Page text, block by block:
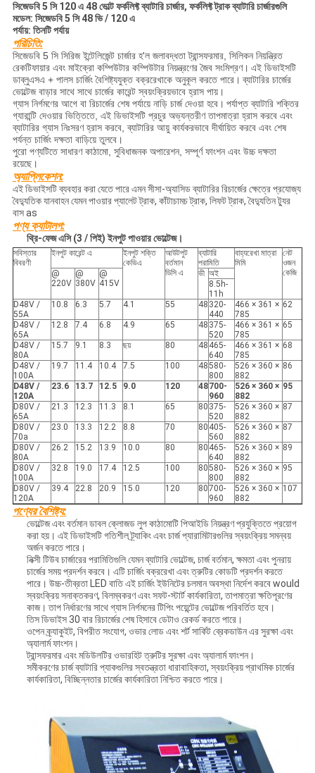
সিজেডবি 5 সি 120 এ 48 ভোল্ট ফর্কলিফ্ট ব্যাটারি চার্জার, ফর্কলিফ্ট ট্রাক ব্যাটারি চার্জারগুলি
মডেল: সিজেডবি 5 সি 48 ভি / 120 এ
পর্যায়: তিনটি পর্যায়
পরিচিতি:
সিজেডবি 5 সি সিরিজ ইন্টেলিজেন্ট চার্জার হ'ল জলাবদ্ধতা ট্রান্সফরমার, সিলিকন নিয়ন্ত্রিত
রেকটিফায়ার এবং মাইক্রো কম্পিউটার কম্পিউটার নিয়ন্ত্রণের জৈব সংমিশ্রণ। এই ডিভাইসটি
ডাব্লুএসএ + পালস চার্জিং বৈশিষ্ট্যযুক্ত বক্ররেখাকে অনুকূল করতে পারে। ব্যাটারির চার্জের
ভোল্টেজ বাড়ার সাথে সাথে চার্জের কারেন্ট স্বয়ংক্রিয়ভাবে হ্রাস পায়।
গ্যাস নির্গমণের আগে বা রিচার্জের শেষ পর্যায়ে নাড়ি চার্জ দেওয়া হবে। পর্যাপ্ত ব্যাটারি শক্তির
গ্যারান্টি দেওয়ার ভিত্তিতে, এই ডিভাইসটি প্রচুর অভ্যন্তরীণ তাপমাত্রা হ্রাস করবে এবং
ব্যাটারির গ্যাস নিঃসরণ হ্রাস করবে, ব্যাটারির আয়ু কার্যকরভাবে দীর্ঘায়িত করবে এবং শেষ
পর্যন্ত চার্জিং দক্ষতা বাড়িয়ে তুলবে।
পুরো পণ্যটিতে সাধারণ কাঠামো, সুবিধাজনক অপারেশন, সম্পূর্ণ ফাংশন এবং উচ্চ দক্ষতা
রয়েছে।
অ্যাপ্লিকেশন:
এই ডিভাইসটি ব্যবহার করা যেতে পারে এমন সীসা-অ্যাসিড ব্যাটারির রিচার্জের ক্ষেত্রে প্রযোজ্য
বৈদ্যুতিক যানবাহন যেমন পাওয়ার প্যালেট ট্রাক, কাঁটাচামচ ট্রাক, লিফট ট্রাক, বৈদ্যুতিন ট্যুর
বাস as
পণ্য ক্যাটালগ:
থ্রি-ফেজ এসি (3 / পিই) ইনপুট পাওয়ার ভোল্টেজ।
সবিস্তার
বিবরণী
ইনপুট কারেন্ট এ
ইনপুট শক্তি
কেভিএ
আউটপুট
বর্তমান
ডিসি এ
ব্যাটারি
পরামিতি
বাহ্যরেখা মাত্রা
মিমি
নেট
ওজন
কেজি
@
220V
@
380V
@
415V
ভী অই
8.5h-
11h
D48V /
55A
10.8 6.3 5.7 4.1 55 48 320-
440
466 × 361 ×
785
62
D48V /
65A
12.8 7.4 6.8 4.9 65 48 375-
520
466 × 361 ×
785
65
D48V /
80A
15.7 9.1 8.3 ছয় 80 48 465-
640
466 × 361 ×
785
68
D48V /
100A
19.7 11.4 10.4 7.5 100 48580-
800
526 × 360 ×
882
86
D48V /
120A
23.6 13.7 12.5 9.0 120 48700-
960
526 × 360 ×
882
95
D80V /
65A
21.3 12.3 11.3 8.1 65 80 375-
520
526 × 360 ×
882
87
D80V /
70a
23.0 13.3 12.2 8.8 70 80 405-
560
526 × 360 ×
882
87
D80V /
80A
26.2 15.2 13.9 10.0 80 80 465-
640
526 × 360 ×
882
89
D80V /
100A
32.8 19.0 17.4 12.5 100 80580-
800
526 × 360 ×
882
95
D80V /
120A
39.4 22.8 20.9 15.0 120 80700-
960
526 × 360 ×
882
107
পণ্যের বৈশিষ্ট্য:
ভোল্টেজ এবং বর্তমান ডাবল ক্লোজড লুপ কাঠামোটি পিআইডি নিয়ন্ত্রণ প্রযুক্তিতে প্রয়োগ
করা হয়। এই ডিভাইসটি গতিশীল ট্র্যাকিং এবং চার্জ প্যারামিটারগুলির স্বয়ংক্রিয় সমন্বয়
অর্জন করতে পারে।
নিক্সী টিউব চার্জারের পরামিতিগুলি যেমন ব্যাটারি ভোল্টেজ, চার্জ বর্তমান, ক্ষমতা এবং পুনরায়
চার্জের সময় প্রদর্শন করবে। এটি চার্জিং বক্ররেখা এবং ত্রুটির কোডটি প্রদর্শন করতে
পারে। উচ্চ-তীব্রতা LED বাতি এই চার্জিং ইউনিটের চলমান অবস্থা নির্দেশ করবে would
স্বয়ংক্রিয় সনাক্তকরণ, বিলম্বকরণ এবং সফট-স্টার্ট কার্যকারিতা, তাপমাত্রা ক্ষতিপূরণের
কাজ। তাপ নির্ধারণের সাথে গ্যাস নির্গমনের টিপিং পয়েন্টের ভোল্টেজ পরিবর্তিত হবে।
তিস ডিভাইস 30 বার রিচার্জের শেষ হিসাবে ডেটাও রেকর্ড করতে পারে।
ওপেন ক্র্যাকুইট, বিপরীত সংযোগ, ওভার লোড এবং শর্ট সার্কিট ব্রেকডাউন এর সুরক্ষা এবং
অ্যালার্ম ফাংশন।
ট্রান্সফরমার এবং মডিউলটির ওভারহিট ত্রুটির সুরক্ষা এবং অ্যালার্ম ফাংশন।
সমীকরণের চার্জ ব্যাটারি প্যাকগুলির স্বতন্ত্রতা ধারাবাহিকতা, স্বয়ংক্রিয় প্রাথমিক চার্জের
কার্যকারিতা, বিচ্ছিন্নতার চার্জের কার্যকারিতা নিশ্চিত করতে পারে।